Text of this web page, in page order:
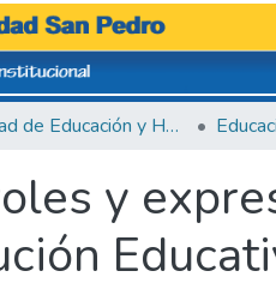
Facultad de Educación y Humanidades
y